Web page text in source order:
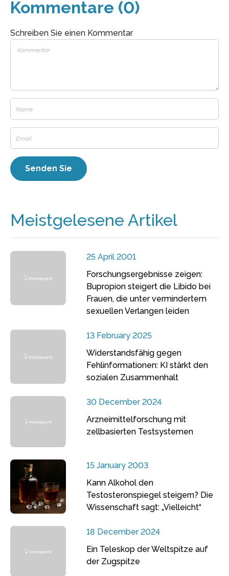
Kommentare (0)
Schreiben Sie einen Kommentar
Meistgelesene Artikel
25 April 2001
Forschungsergebnisse zeigen:
Bupropion steigert die Libido bei
Frauen, die unter vermindertem
sexuellen Verlangen leiden
13 February 2025
Widerstandsfähig gegen
Fehlinformationen: KI stärkt den
sozialen Zusammenhalt
30 December 2024
Arzneimittelforschung mit
zellbasierten Testsystemen
15 January 2003
Kann Alkohol den
Testosteronspiegel steigern? Die
Wissenschaft sagt: „Vielleicht“
18 December 2024
Ein Teleskop der Weltspitze auf
der Zugspitze